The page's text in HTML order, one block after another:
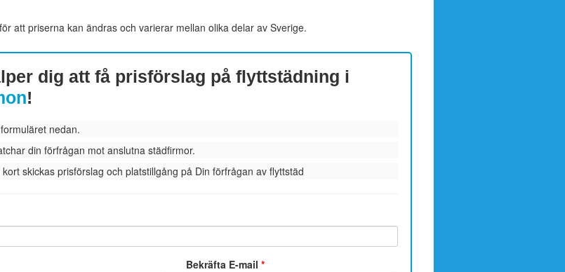
att priserna kan ändras och varierar mellan olika delar av Sverige.
dig att få prisförslag på flyttstädning i
!
nedan.
din förfrågan mot anslutna städfirmor.
kort skickas prisförslag och platstillgång på Din förfrågan av flyttstäd
Bekräfta E-mail*